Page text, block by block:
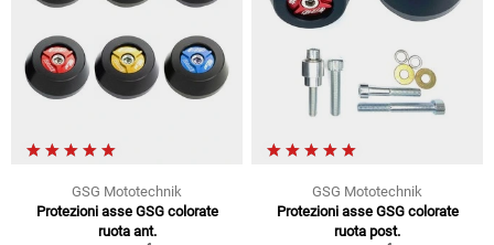
GSG Mototechnik
Protezioni asse GSG colorate
ruota ant.
GSG Mototechnik
Protezioni asse GSG colorate
ruota post.